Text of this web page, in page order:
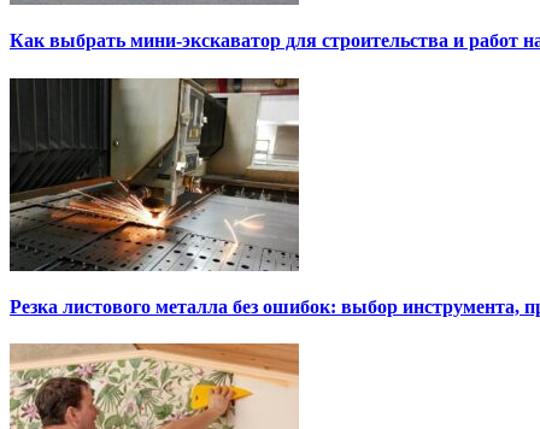
Как выбрать мини-экскаватор для строительства и работ
Резка листового металла без ошибок: выбор инструмента,